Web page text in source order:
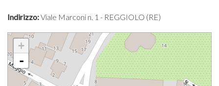
Indirizzo:Viale Marconi n. 1 - REGGIOLO (RE)
+
-